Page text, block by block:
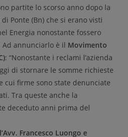
partite lo scorso anno dopo la
Ponte (Bn) che si erano visti
Energia nonostante fossero
annunciarlo è il Movimento
: “Nonostante i reclami l’azienda
di stornare le somme richieste
cui firme sono state denunciate
Tra queste anche la
deceduto anni prima del
Francesco Luongo e